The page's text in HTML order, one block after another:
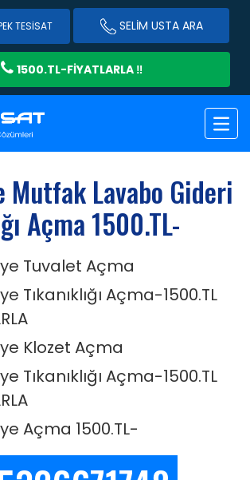
TESISAT SELIM USTA ARA
1500.TL-FİYATLARLA ‼️
Mutfak Lavabo Gideri
Açma 1500.TL-
Tuvalet Açma
Tıkanıklığı Açma-1500.TL
Klozet Açma
Tıkanıklığı Açma-1500.TL
Açma 1500.TL-